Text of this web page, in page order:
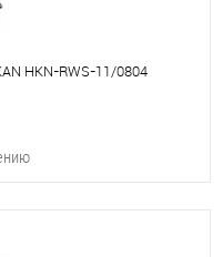
HKN-RWS-11/0804